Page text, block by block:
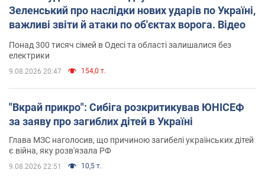
Зеленський про наслідки нових ударів по Україні,
важливі звіти й атаки по об'єктах ворога. Відео
Понад 300 тисяч сімей в Одесі та області залишалися без
електрики
9.08.2026 20:47 154,0 т.
"Вкрай прикро": Сибіга розкритикував ЮНІСЕФ
за заяву про загиблих дітей в Україні
Глава МЗС наголосив, що причиною загибелі українських дітей
є війна, яку розв'язала РФ
9.08.2026 22:51 10,5 т.